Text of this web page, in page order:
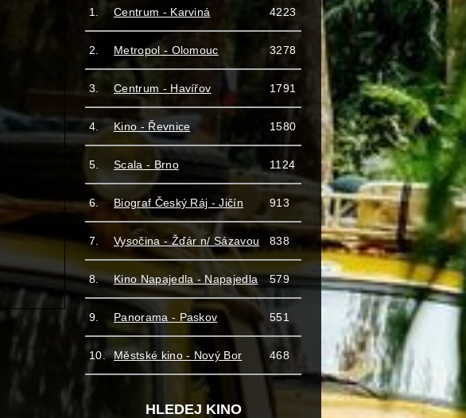
1. Centrum - Karviná 4223
2. Metropol - Olomouc 3278
3. Centrum - Havířov 1791
4. Kino - Řevnice 1580
5. Scala - Brno 1124
6. Biograf Český Ráj - Jičín 913
7. Vysočina - Žďár n/ Sázavou 838
8. Kino Napajedla - Napajedla 579
9. Panorama - Paskov 551
10. Městské kino - Nový Bor 468
HLEDEJ KINO